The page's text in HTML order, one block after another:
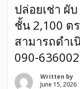
แหล่งของกิน) หมัดเด็
ตลอดแนวยาว ลูกค้า
ฟังก์ชันการใช้งาน: •
หน้ากว้าง 4 เมตรกว่
ปล่อยเช่า ผั
ชั้น 2,100 ต
สามารถดำ
090-
Written by
June 15, 2026